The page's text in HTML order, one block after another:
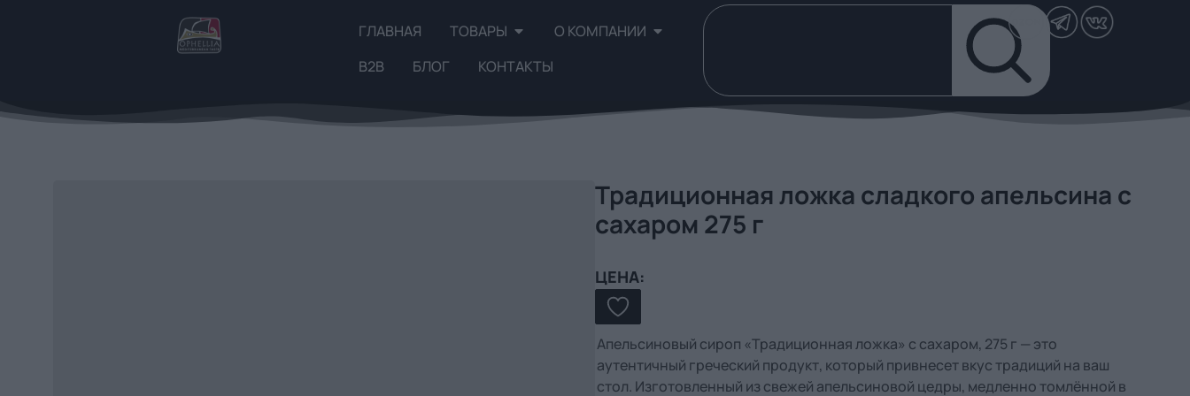
ГЛАВНАЯ ТОВАРЫ
О КОМПАНИИ
B2B
БЛОГ КОНТАКТЫ
Традиционная ложка сладкого апельсина с
сахаром 275 г
ЦЕНА:
Апельсиновый сироп «Традиционная ложка» с сахаром, 275 г — это
аутентичный греческий продукт, который привнесет вкус традиций на ваш
стол. Изготовленный из свежей апельсиновой цедры, медленно томлённой в